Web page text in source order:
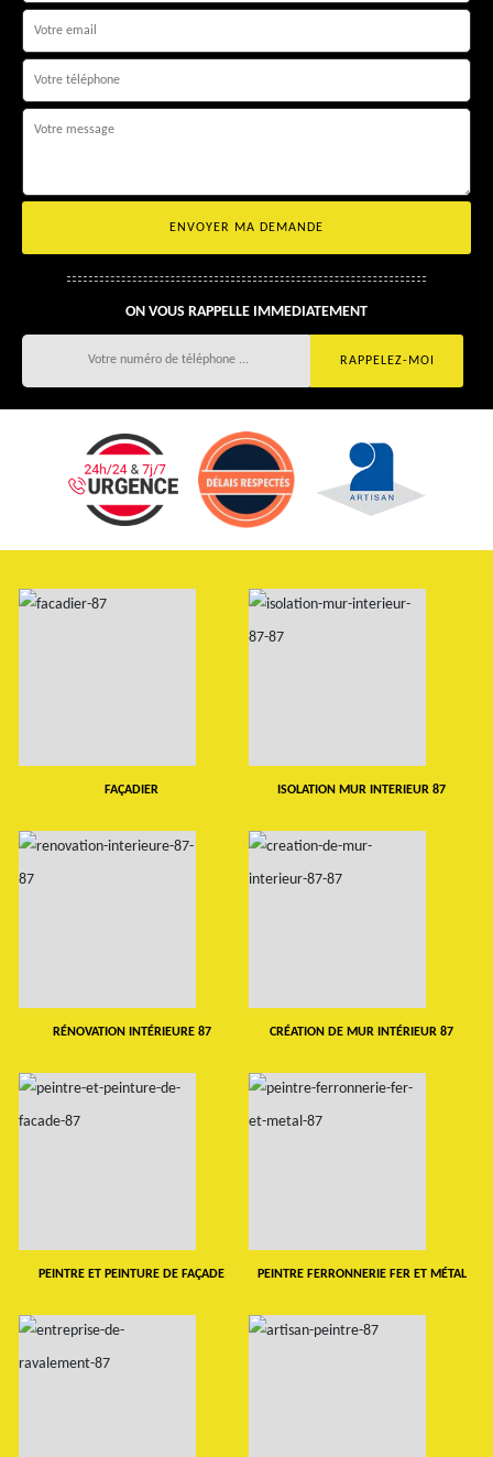
ON VOUS RAPPELLE IMMEDIATEMENT
FAÇADIER ISOLATION MUR INTERIEUR 87
RÉNOVATION INTÉRIEURE 87 CRÉATION DE MUR INTÉRIEUR 87
PEINTRE ET PEINTURE DE FAÇADE PEINTRE FERRONNERIE FER ET MÉTAL